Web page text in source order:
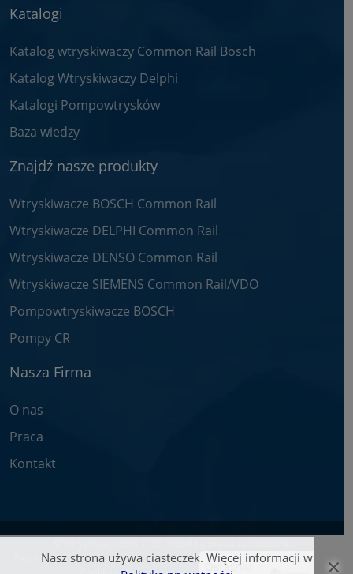
Nasz strona używa ciasteczek. Więcej informacji w
×
Ostatnio
Katalogi
Katalog wtryskiwaczy Common Rail Bosch
Katalog Wtryskiwaczy Delphi
Katalogi Pompowtrysków
Baza wiedzy
Znajdź nasze produkty
Wtryskiwacze BOSCH Common Rail
Wtryskiwacze DELPHI Common Rail
Wtryskiwacze DENSO Common Rail
Wtryskiwacze SIEMENS Common Rail/VDO
Pompowtryskiwacze BOSCH
Pompy CR
Nasza Firma
O nas
Praca
Kontakt
Zawarte na stronie teksty oraz zdjęcia są własnością firmy Bosch Service -